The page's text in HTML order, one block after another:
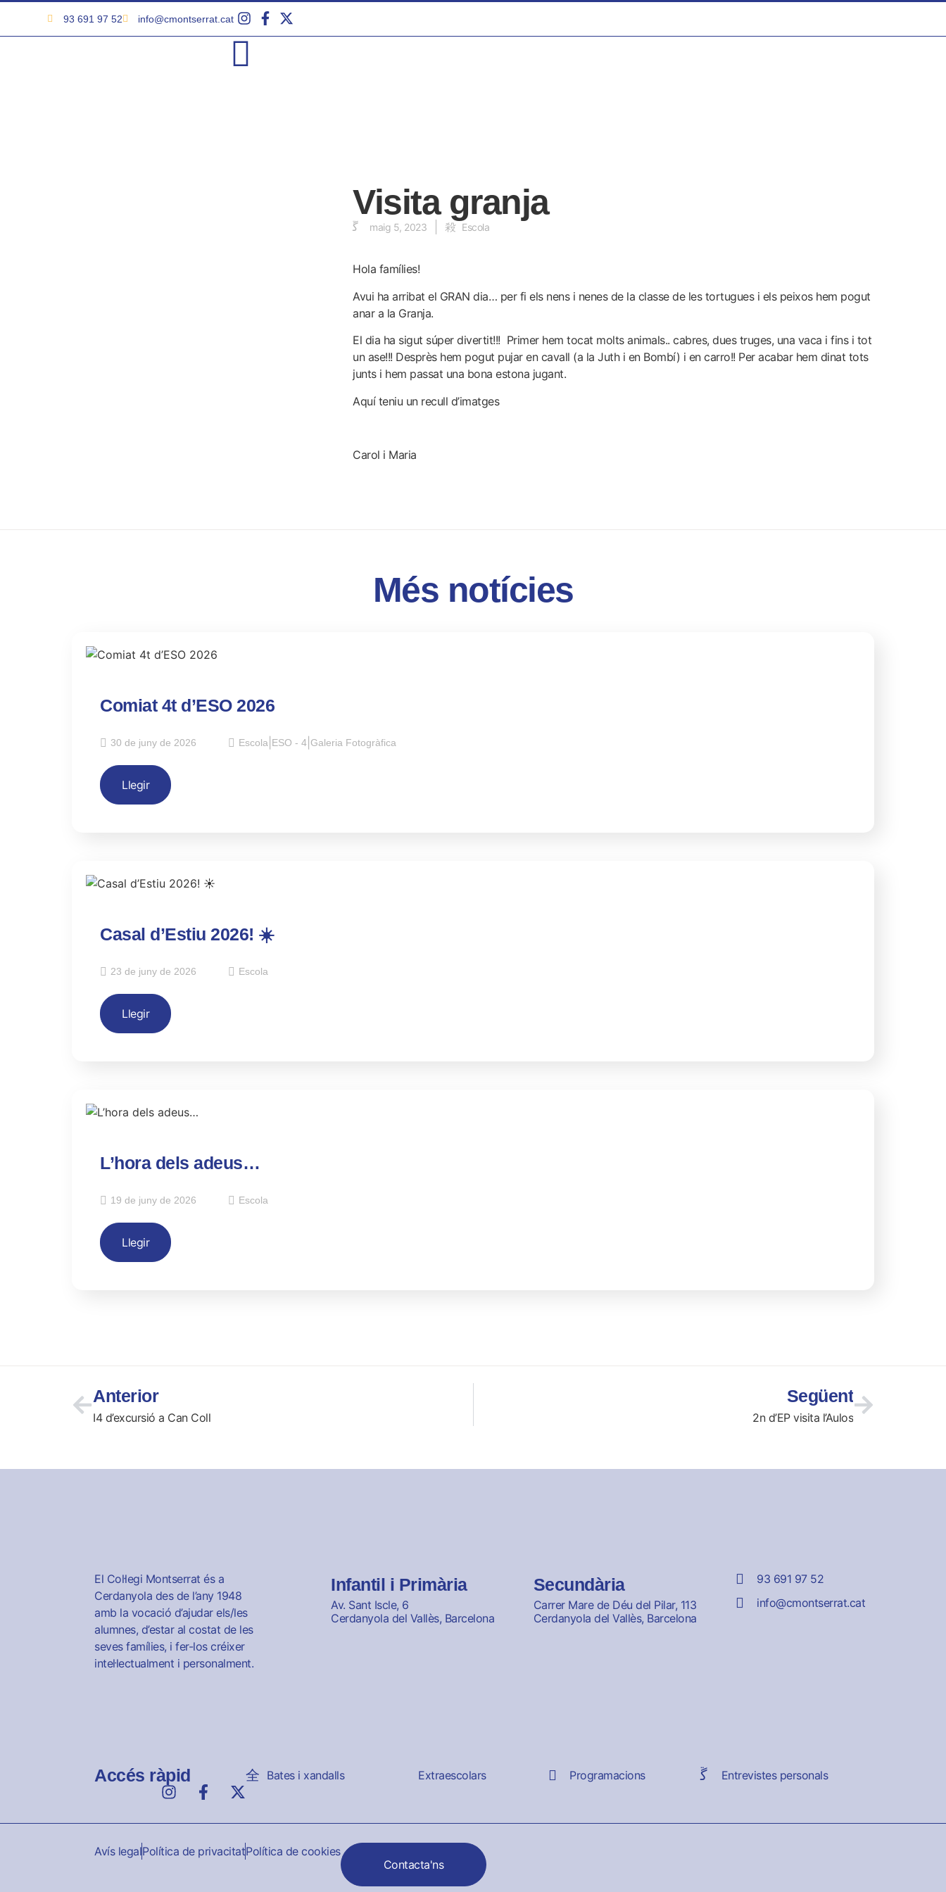
93 691 97 52 info@cmontserrat.cat
Visita granja
maig 5, 2023 Escola
Hola famílies!
Avui ha arribat el GRAN dia… per fi els nens i nenes de la classe de les tortugues i els peixos hem pogut
anar a la Granja.
El dia ha sigut súper divertit!!! Primer hem tocat molts animals.. cabres, dues truges, una vaca i fins i tot
un ase!!! Desprès hem pogut pujar en cavall (a la Juth i en Bombí) i en carro!! Per acabar hem dinat tots
junts i hem passat una bona estona jugant.
Aquí teniu un recull d’imatges
Carol i Maria
Més notícies
Comiat 4t d’ESO 2026
30 de juny de 2026 Escola ESO - 4 Galeria Fotogràfica
Llegir
Casal d’Estiu 2026! ☀️
23 de juny de 2026 Escola
Llegir
L’hora dels adeus…
19 de juny de 2026 Escola
Llegir
Anterior
I4 d’excursió a Can Coll
Següent
2n d’EP visita l’Aulos
El Col·legi Montserrat és a
Cerdanyola des de l’any 1948
amb la vocació d’ajudar els/les
alumnes, d’estar al costat de les
seves famílies, i fer-los créixer
intel·lectualment i personalment.
Infantil i Primària
Av. Sant Iscle, 6
Cerdanyola del Vallès, Barcelona
Secundària
Carrer Mare de Déu del Pilar, 113
Cerdanyola del Vallès, Barcelona
93 691 97 52
info@cmontserrat.cat
Accés ràpid Bates i xandalls Extraescolars Programacions Entrevistes personals
Avís legalPolítica de privacitatPolítica de cookies
Contacta'ns